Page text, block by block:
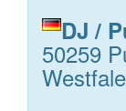
DJ /
50259